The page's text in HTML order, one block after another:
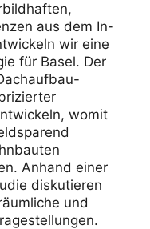
aus dem In-
wir eine
für Basel. Der
womit
Anhand einer
diskutieren
und